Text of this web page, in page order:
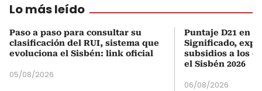
Lo más leído
Paso a paso para consultar su
clasificación del RUI, sistema que
evoluciona el Sisbén: link oficial
05/08/2026
Puntaje D21 en
Significado,
subsidios a los
el Sisbén 2026
06/08/2026